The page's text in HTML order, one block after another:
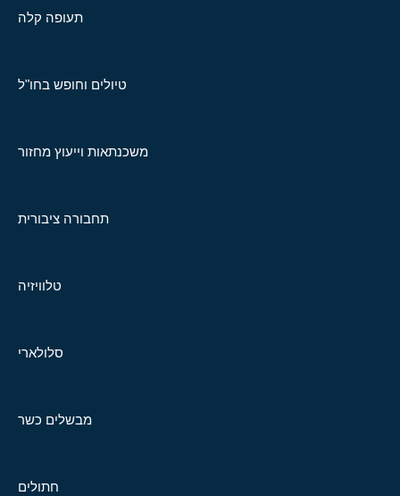
תעופה קלה
טיולים וחופש בחו"ל
משכנתאות וייעוץ מחזור
תחבורה ציבורית
טלוויזיה
סלולארי
מבשלים כשר
חתולים